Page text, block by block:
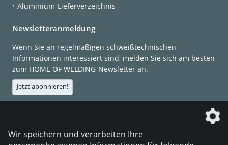
Aluminium-Lieferverzeichnis
Newsletteranmeldung
Wenn Sie an regelmäßigen schweißtechnischen
Informationen interessiert sind, melden Sie sich am besten
zum HOME OF WELDING-Newsletter an.
Jetzt abonnieren!
Wir speichern und verarbeiten Ihre